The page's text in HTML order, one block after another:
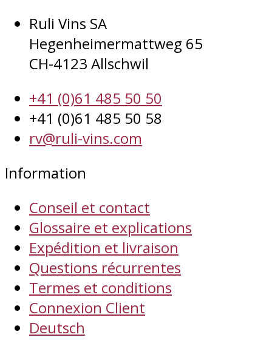
Ruli Vins SA
Hegenheimermattweg 65
CH-4123 Allschwil
+41 (0)61 485 50 50
+41 (0)61 485 50 58
rv@ruli-vins.com
Information
Conseil et contact
Glossaire et explications
Expédition et livraison
Questions récurrentes
Termes et conditions
Connexion Client
Deutsch